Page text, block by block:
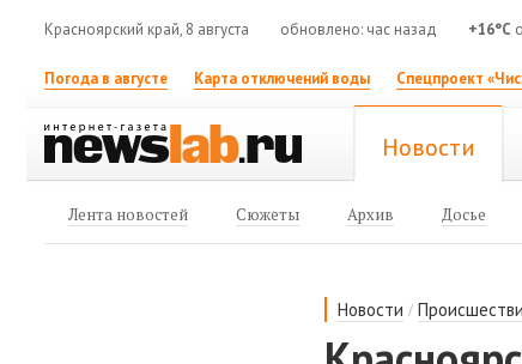
Красноярский край, 8 августа обновлено: час назад +16°C
Погода в августе Карта отключений воды Спецпроект
Новости
Лента новостей Сюжеты Архив Досье
Новости /